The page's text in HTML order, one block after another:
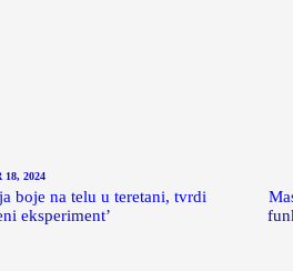
18, 2024
boje na telu u teretani, tvrdi
eksperiment’